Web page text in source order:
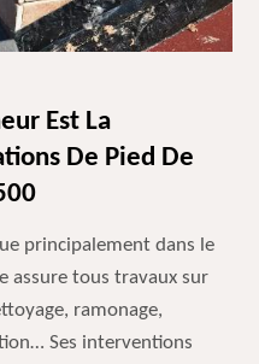
Est La
De Pied De
principalement dans le
assure tous travaux sur
ramonage,
Ses interventions